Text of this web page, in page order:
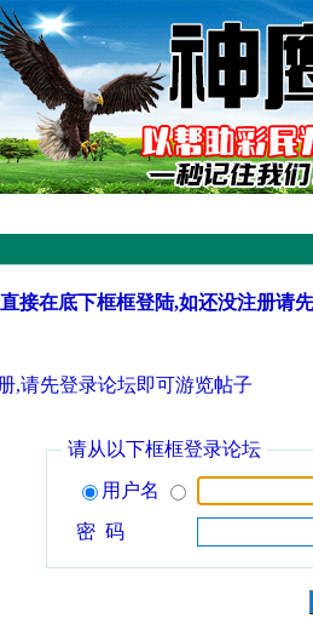
接在底下框框登陆,如还没注册请
,请先登录论坛即可游览帖子
请从以下框框登录论坛
用户名
密 码